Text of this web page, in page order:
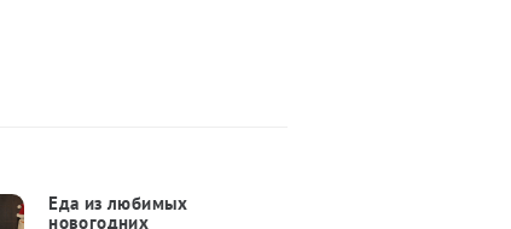
Еда из любимых
новогодних